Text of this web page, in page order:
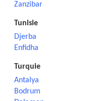
Zanzibar
Tunisie
Djerba
Enfidha
Turquie
Antalya
Bodrum